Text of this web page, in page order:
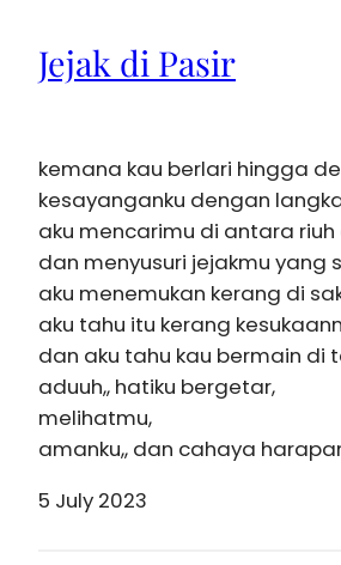
Jejak di Pasir
kemana kau berlari hingga
kesayanganku dengan
aku mencarimu di antara riuh
dan menyusuri jejakmu yang
aku menemukan kerang di
aku tahu itu kerang
dan aku tahu kau bermain di
aduuh,, hatiku bergetar,
melihatmu,
amanku,, dan cahaya
5 July 2023